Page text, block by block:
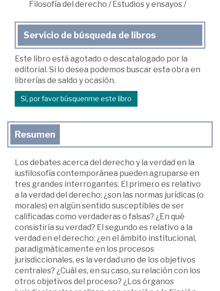
Filosofía del derecho /Estudios y ensayos/
Servicio de búsqueda de libros
Este libro está agotado o descatalogado por la
editorial. Si lo desea podemos buscar esta obra en
librerías de saldo y ocasión.
Sí, por favor búsquenme este libro
Resumen
Los debates acerca del derecho y la verdad en la
iusfilosofía contemporánea pueden agruparse en
tres grandes interrogantes. El primero es relativo
a la verdad del derecho: ¿son las normas jurídicas (o
morales) en algún sentido susceptibles de ser
calificadas como verdaderas o falsas? ¿En qué
consistiría su verdad? El segundo es relativo a la
verdad en el derecho: ¿en el ámbito institucional,
paradigmáticamente en los procesos
jurisdiccionales, es la verdad uno de los objetivos
centrales? ¿Cuál es, en su caso, su relación con los
otros objetivos del proceso? ¿Los órganos